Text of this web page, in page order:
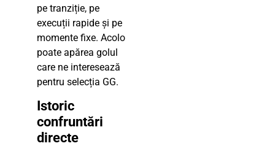
pe tranziție, pe
execuții rapide și pe
momente fixe. Acolo
poate apărea golul
care ne interesează
pentru selecția GG.
Istoric
confruntări
directe